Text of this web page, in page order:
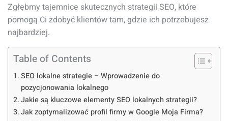
Zgłębmy tajemnice skutecznych strategii SEO, które
pomogą Ci zdobyć klientów tam, gdzie ich potrzebujesz
najbardziej.
Table of Contents
SEO lokalne strategie – Wprowadzenie do
pozycjonowania lokalnego
Jakie są kluczowe elementy SEO lokalnych strategii?
Jak zoptymalizować profil firmy w Google Moja Firma?